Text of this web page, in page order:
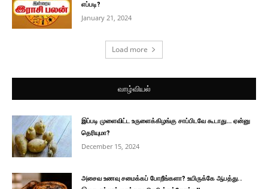
எப்படி?
January 21, 2024
Load more
வாழ்வியல்
இப்படி முளைவிட்ட உருளைக்கிழங்கு சாப்பிடவே கூடாது… ஏன்னு
தெரியுமா?
December 15, 2024
அசைவ உணவு சமைக்கப் போறீங்களா? உயிருக்கே ஆபத்து..